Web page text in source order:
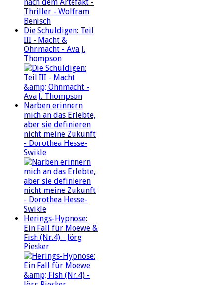
Die Schuldigen: Teil
III - Macht &
Ohnmacht - Ava J.
Thompson
Narben erinnern
mich an das Erlebte,
aber sie definieren
nicht meine Zukunft
- Dorothea Hesse-
Swikle
Herings-Hypnose:
Ein Fall für Moewe &
Fish (Nr.4) - Jörg
Piesker